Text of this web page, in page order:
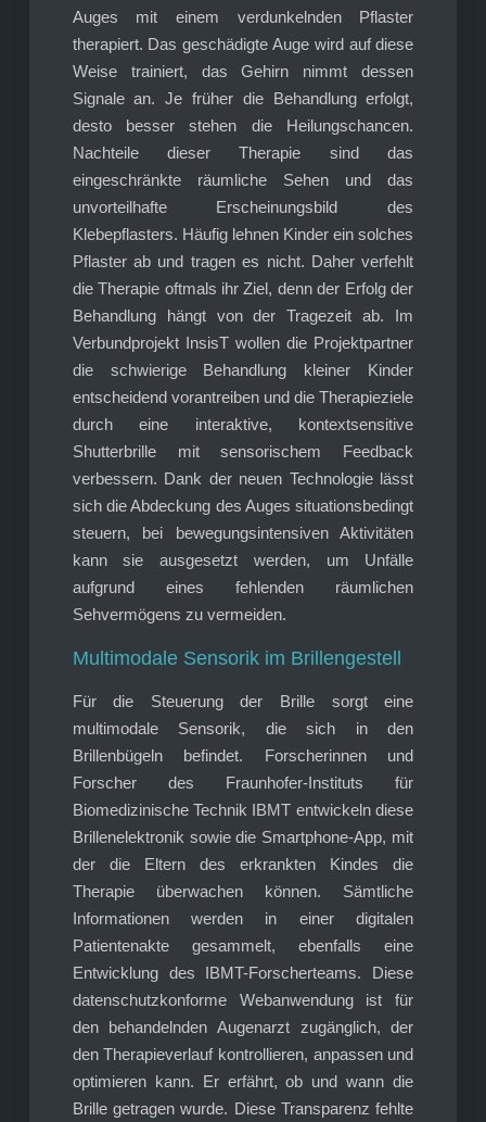
Auges mit einem verdunkelnden Pflaster
therapiert. Das geschädigte Auge wird auf diese
Weise trainiert, das Gehirn nimmt dessen
Signale an. Je früher die Behandlung erfolgt,
desto besser stehen die Heilungschancen.
Nachteile dieser Therapie sind das
eingeschränkte räumliche Sehen und das
unvorteilhafte Erscheinungsbild des
Klebepflasters. Häufig lehnen Kinder ein solches
Pflaster ab und tragen es nicht. Daher verfehlt
die Therapie oftmals ihr Ziel, denn der Erfolg der
Behandlung hängt von der Tragezeit ab. Im
Verbundprojekt InsisT wollen die Projektpartner
die schwierige Behandlung kleiner Kinder
entscheidend vorantreiben und die Therapieziele
durch eine interaktive, kontextsensitive
Shutterbrille mit sensorischem Feedback
verbessern. Dank der neuen Technologie lässt
sich die Abdeckung des Auges situationsbedingt
steuern, bei bewegungsintensiven Aktivitäten
kann sie ausgesetzt werden, um Unfälle
aufgrund eines fehlenden räumlichen
Sehvermögens zu vermeiden.
Multimodale Sensorik im Brillengestell
Für die Steuerung der Brille sorgt eine
multimodale Sensorik, die sich in den
Brillenbügeln befindet. Forscherinnen und
Forscher des Fraunhofer-Instituts für
Biomedizinische Technik IBMT entwickeln diese
Brillenelektronik sowie die Smartphone-App, mit
der die Eltern des erkrankten Kindes die
Therapie überwachen können. Sämtliche
Informationen werden in einer digitalen
Patientenakte gesammelt, ebenfalls eine
Entwicklung des IBMT-Forscherteams. Diese
datenschutzkonforme Webanwendung ist für
den behandelnden Augenarzt zugänglich, der
den Therapieverlauf kontrollieren, anpassen und
optimieren kann. Er erfährt, ob und wann die
Brille getragen wurde. Diese Transparenz fehlte